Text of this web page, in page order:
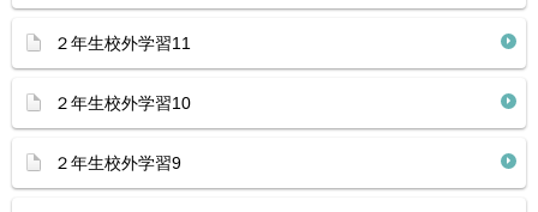
２年生校外学習11
２年生校外学習10
２年生校外学習9